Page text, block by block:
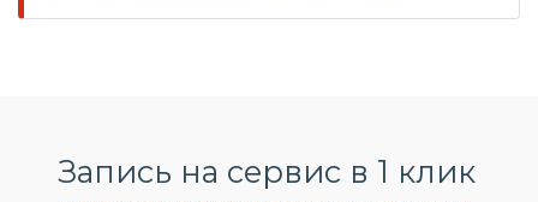
Запись на сервис в 1 клик